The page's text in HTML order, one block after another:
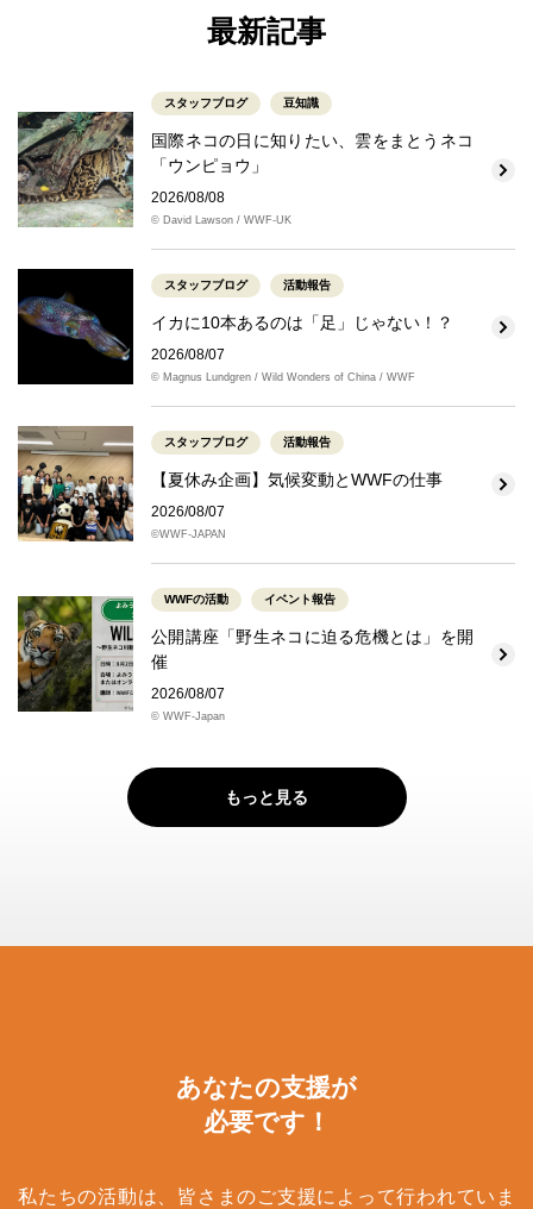
最新記事
スタッフブログ 豆知識
国際ネコの日に知りたい、雲をまとうネコ
「ウンピョウ」
2026/08/08
© David Lawson / WWF-UK
スタッフブログ 活動報告
イカに10本あるのは「足」じゃない！？
2026/08/07
© Magnus Lundgren / Wild Wonders of China / WWF
スタッフブログ 活動報告
【夏休み企画】気候変動とWWFの仕事
2026/08/07
©WWF-JAPAN
WWFの活動 イベント報告
公開講座「野生ネコに迫る危機とは」を開
催
2026/08/07
© WWF-Japan
もっと見る
あなたの支援が
必要です！
私たちの活動は、皆さまのご支援によって行われていま